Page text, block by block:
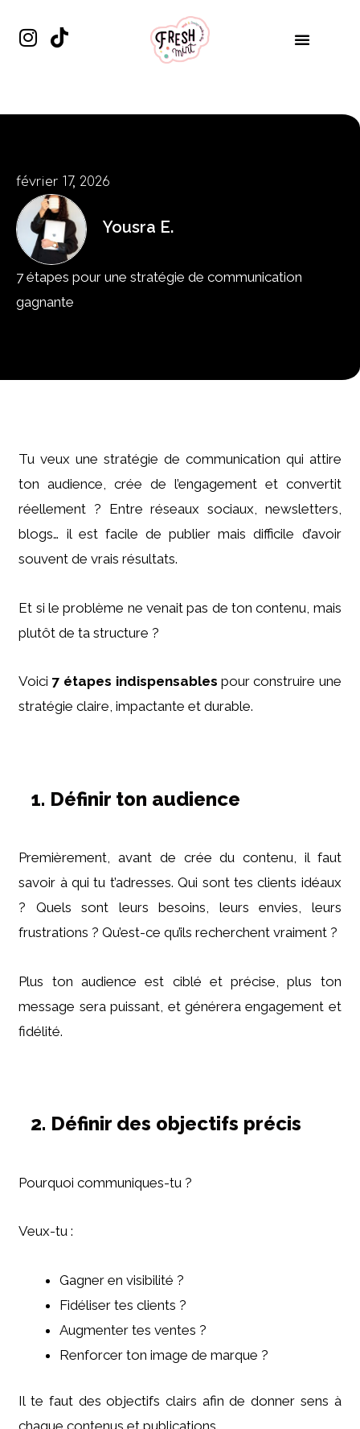
I
n
a
a
m
T
i
o
février 17, 2026
Yousra E.
7 étapes pour une stratégie de communication
gagnante
Tu veux une stratégie de communication qui attire
ton audience, crée de l’engagement et convertit
réellement ? Entre réseaux sociaux, newsletters,
blogs… il est facile de publier mais difficile d’avoir
souvent de vrais résultats.
Et si le problème ne venait pas de ton contenu, mais
plutôt de ta structure ?
Voici 7 étapes indispensables pour construire une
stratégie claire, impactante et durable.
1. Définir ton audience
Premièrement, avant de crée du contenu, il faut
savoir à qui tu t’adresses. Qui sont tes clients idéaux
? Quels sont leurs besoins, leurs envies, leurs
frustrations ? Qu’est-ce qu’ils recherchent vraiment ?
Plus ton audience est ciblé et précise, plus ton
message sera puissant, et générera engagement et
fidélité.
2. Définir des objectifs précis
Pourquoi communiques-tu ?
Veux-tu :
Gagner en visibilité ?
Fidéliser tes clients ?
Augmenter tes ventes ?
Renforcer ton image de marque ?
Il te faut des objectifs clairs afin de donner sens à
chaque contenus et publications.